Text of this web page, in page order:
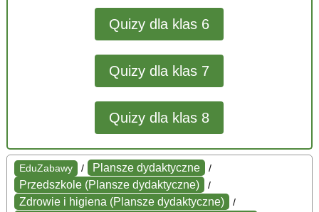
Quizy dla klas 6
Quizy dla klas 7
Quizy dla klas 8
EduZabawy / Plansze dydaktyczne /
Przedszkole (Plansze dydaktyczne) /
Zdrowie i higiena (Plansze dydaktyczne)
/